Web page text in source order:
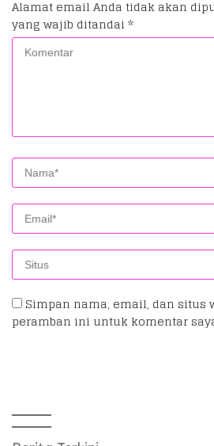
Alamat email Anda tidak akan
yang wajib ditandai *
Simpan nama, email, dan situs
peramban ini untuk komentar